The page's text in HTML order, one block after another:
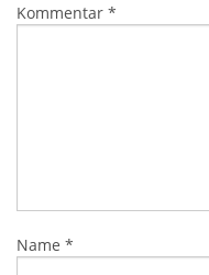
Kommentar *
Name *